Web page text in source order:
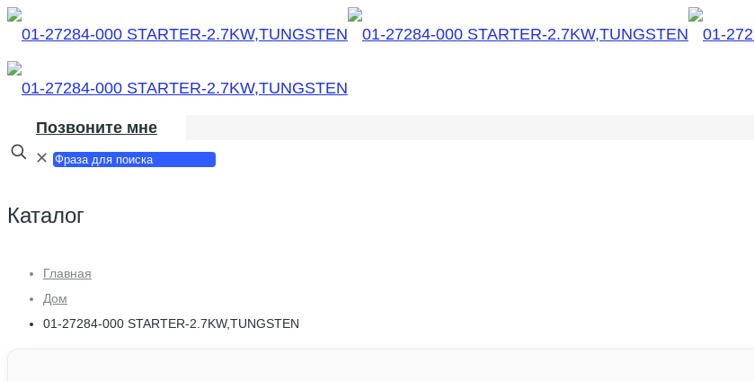
Позвоните мне
✕
Каталог
Главная
Дом
01-27284-000 STARTER-2.7KW,TUNGSTEN